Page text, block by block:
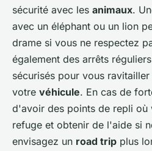
sécurité avec les animaux.
avec un éléphant ou un lion
drame si vous ne respectez
également des arrêts
sécurisés pour vous
votre véhicule. En cas de
d'avoir des points de repli où
refuge et obtenir de l'aide si
envisagez un road trip plus